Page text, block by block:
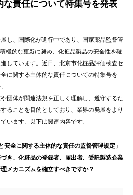
な責任について特集号を発表
し、国際化が進行中であり、国家薬品監督管
極的な更新に努め、化粧品製品の安全性を確
しています。近日、北京市化粧品評価検査セ
に関する主体的な責任についての特集号を
団体が関連法規を正しく理解し、遵守するた
ることを目的としており、業界の発展をより
います。以下は関連内容です。
安全に関する主体的な責任の監督管理規定」
づき、化粧品の登録者、届出者、受託製造企業
メカニズムを確立すべきですか？